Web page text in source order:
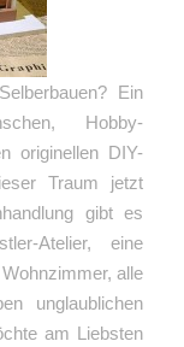
Ein
Hobby-
originellen DIY-
Traum jetzt
gibt es
Atelier, eine
alle
unglaublichen
am Liebsten